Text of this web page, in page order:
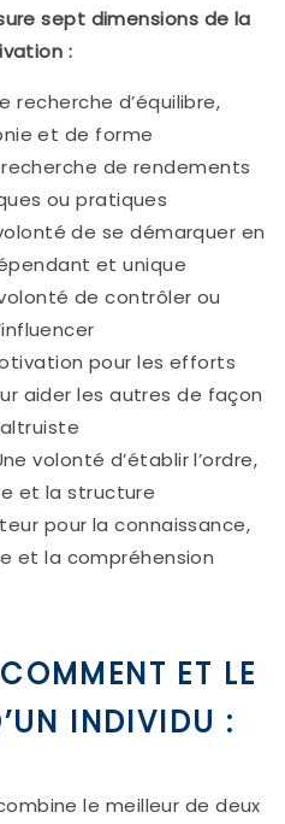
sept dimensions de la
:
recherche d’équilibre,
et de forme
de rendements
ou pratiques
de se démarquer en
et unique
de contrôler ou
pour les efforts
aider les autres de façon
altruiste
volonté d’établir l’ordre,
et la structure
pour la connaissance,
et la compréhension
ET LE
INDIVIDU :
le meilleur de deux